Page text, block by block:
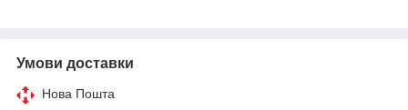
Умови доставки
Нова Пошта